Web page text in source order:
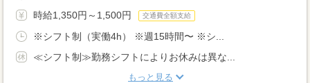
時給1,350円～1,500円 交通費全額支給
※シフト制（実働4h） ※週15時間〜 ※シ...
≪シフト制≫勤務シフトによりお休みは異な...
もっと見る